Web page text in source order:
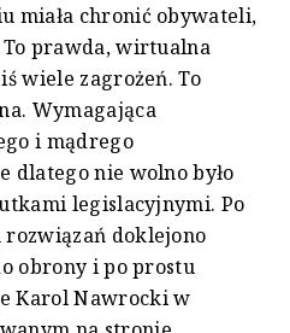
miała chronić obywateli,
To prawda, wirtualna
wiele zagrożeń. To
Wymagająca
i mądrego
dlatego nie wolno było
legislacyjnymi. Po
doklejono
obrony i po prostu
Karol Nawrocki w